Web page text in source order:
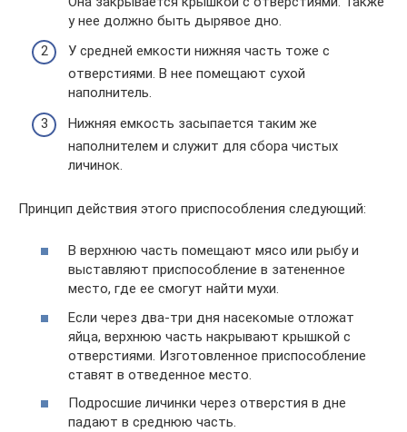
у нее должно быть дырявое дно.
У средней емкости нижняя часть тоже с
отверстиями. В нее помещают сухой
наполнитель.
Нижняя емкость засыпается таким же
наполнителем и служит для сбора чистых
личинок.
Принцип действия этого приспособления следующий:
В верхнюю часть помещают мясо или рыбу и
выставляют приспособление в затененное
место, где ее смогут найти мухи.
Если через два-три дня насекомые отложат
яйца, верхнюю часть накрывают крышкой с
отверстиями. Изготовленное приспособление
ставят в отведенное место.
Подросшие личинки через отверстия в дне
падают в среднюю часть.